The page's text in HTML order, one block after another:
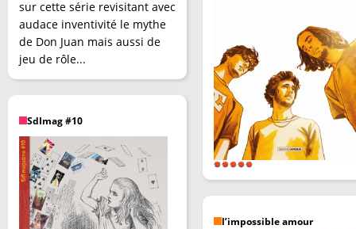
sur cette série revisitant avec
audace inventivité le mythe
de Don Juan mais aussi de
jeu de rôle...
SdImag #10
l’impossible amour